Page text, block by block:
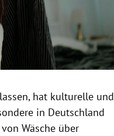
hat kulturelle und
in Deutschland
Wäsche über